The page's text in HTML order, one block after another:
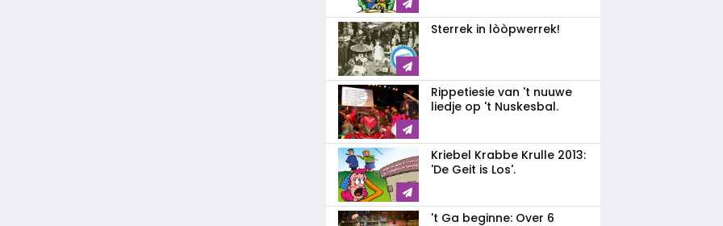
Sterrek in lòòpwerrek!
Rippetiesie van 't nuuwe
liedje op 't Nuskesbal.
Kriebel Krabbe Krulle 2013:
'De Geit is Los'.
't Ga beginne: Over 6